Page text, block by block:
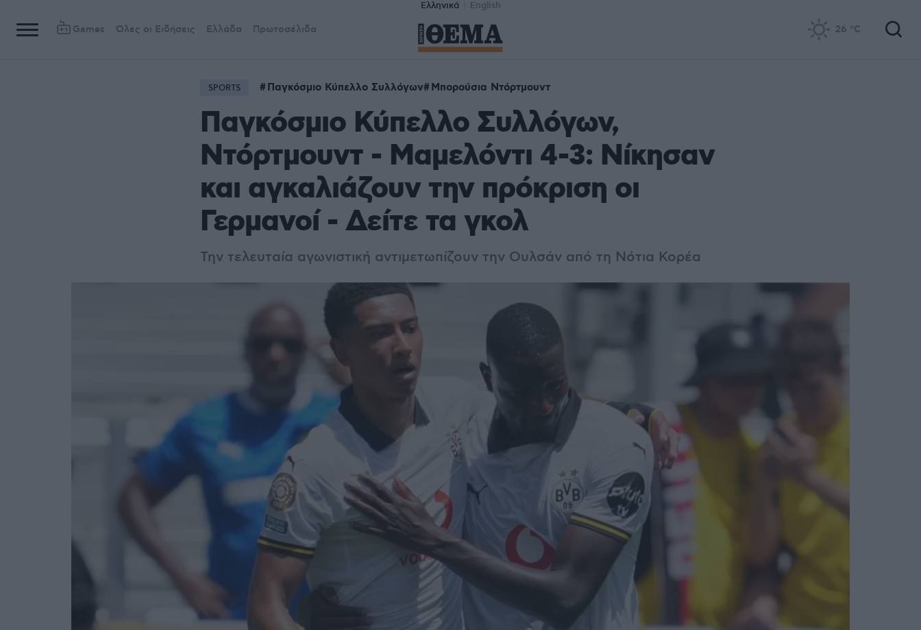
Ελληνικά English
Games Όλες οι Ειδήσεις Ελλάδα Πρωτοσέλιδα 26 °C
SPORTS Παγκόσμιο Κύπελλο Συλλόγων Μπορούσια Ντόρτμουντ
Παγκόσμιο Κύπελλο Συλλόγων,
Ντόρτμουντ - Μαμελόντι 4-3: Νίκησαν
και αγκαλιάζουν την πρόκριση οι
Γερμανοί - Δείτε τα γκολ
Την τελευταία αγωνιστική αντιμετωπίζουν την Ουλσάν από τη Νότια Κορέα